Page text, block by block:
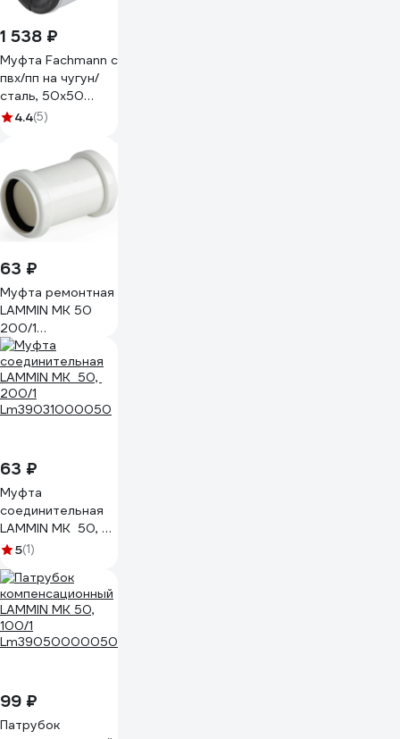
1 538 ₽
Муфта Fachmann с
пвх/пп на чугун/
сталь, 50x50
01.263
4.4(5)
63 ₽
Муфта ремонтная
LAMMIN МК 50
200/1
Lm39030000050
63 ₽
Муфта
соединительная
LAMMIN МК 50,
200/1
5(1)
99 ₽
Патрубок